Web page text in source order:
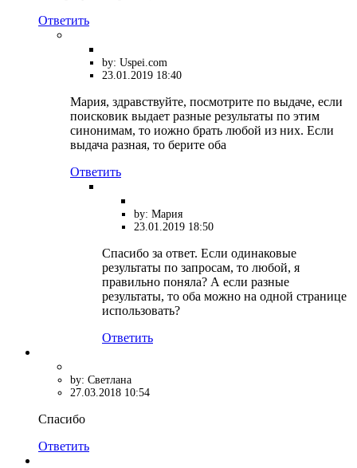
Ответить
by: Uspei.com
23.01.2019 18:40
Мария, здравствуйте, посмотрите по выдаче, если
поисковик выдает разные результаты по этим
синонимам, то иожно брать любой из них. Если
выдача разная, то берите оба
Ответить
by: Мария
23.01.2019 18:50
Спасибо за ответ. Если одинаковые
результаты по запросам, то любой, я
правильно поняла? А если разные
результаты, то оба можно на одной странице
использовать?
Ответить
by: Светлана
27.03.2018 10:54
Спасибо
Ответить